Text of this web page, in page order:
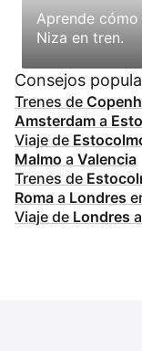
Aprende
Niza en tren.
Consejos
Trenes de
Amsterdam a
Viaje de
Malmo a Valencia
Trenes de
Roma a Londres
Viaje de Londres a